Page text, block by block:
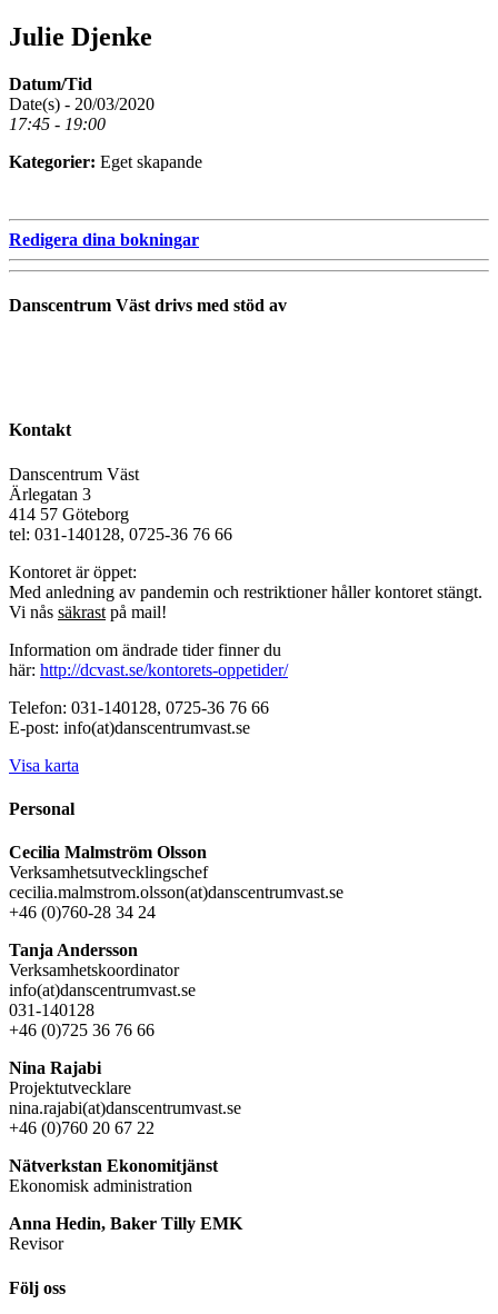
Julie Djenke
Datum/Tid
Date(s) - 20/03/2020
17:45 - 19:00
Kategorier: Eget skapande
Redigera dina bokningar
Danscentrum Väst drivs med stöd av
Kontakt
Danscentrum Väst
Ärlegatan 3
414 57 Göteborg
tel: 031-140128, 0725-36 76 66
Kontoret är öppet:
Med anledning av pandemin och restriktioner håller kontoret stängt.
Vi nås säkrast på mail!
Information om ändrade tider finner du
här: http://dcvast.se/kontorets-oppetider/
Telefon: 031-140128, 0725-36 76 66
E-post: info(at)danscentrumvast.se
Visa karta
Personal
Cecilia Malmström Olsson
Verksamhetsutvecklingschef
cecilia.malmstrom.olsson(at)danscentrumvast.se
+46 (0)760-28 34 24
Tanja Andersson
Verksamhetskoordinator
info(at)danscentrumvast.se
031-140128
+46 (0)725 36 76 66
Nina Rajabi
Projektutvecklare
nina.rajabi(at)danscentrumvast.se
+46 (0)760 20 67 22
Nätverkstan Ekonomitjänst
Ekonomisk administration
Anna Hedin, Baker Tilly EMK
Revisor
Följ oss